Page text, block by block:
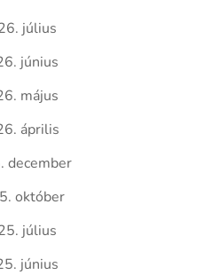
július
június
május
április
december
október
július
június